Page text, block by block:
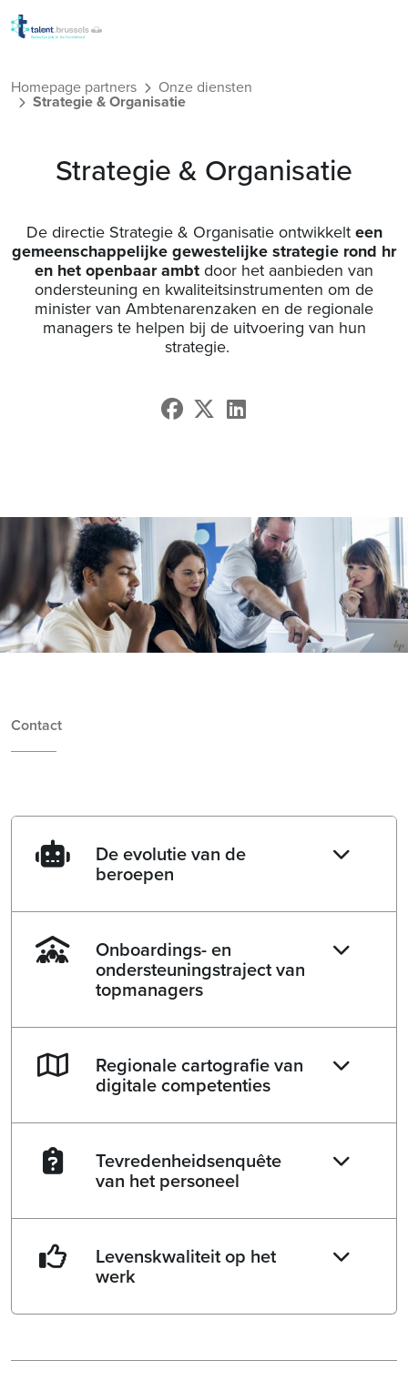
Homepage partners Onze diensten
Strategie & Organisatie
Strategie & Organisatie
De directie Strategie & Organisatie ontwikkelteen
gemeenschappelijke gewestelijke strategie rond hr
en het openbaar ambtdoor het aanbieden van
ondersteuning en kwaliteitsinstrumenten om de
minister van Ambtenarenzaken en de regionale
managers te helpen bij de uitvoering van hun
strategie.
Contact
De evolutie van de
beroepen
Onboardings- en
ondersteuningstraject van
topmanagers
Regionale cartografie van
digitale competenties
Tevredenheidsenquête
van het personeel
Levenskwaliteit op het
werk